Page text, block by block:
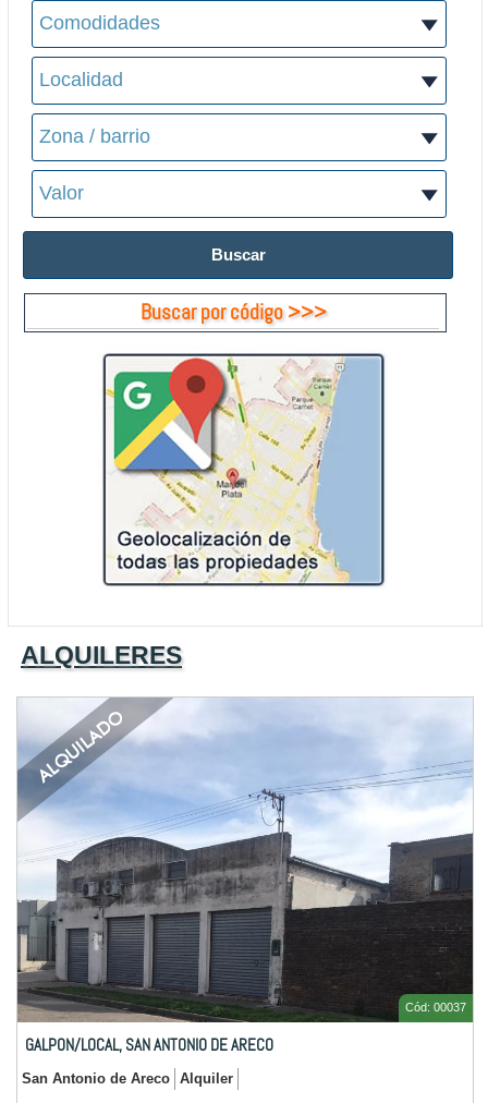
Buscar por código >>>
ALQUILERES
Cód: 00037
GALPON/LOCAL, SAN ANTONIO DE ARECO
San Antonio de Areco Alquiler